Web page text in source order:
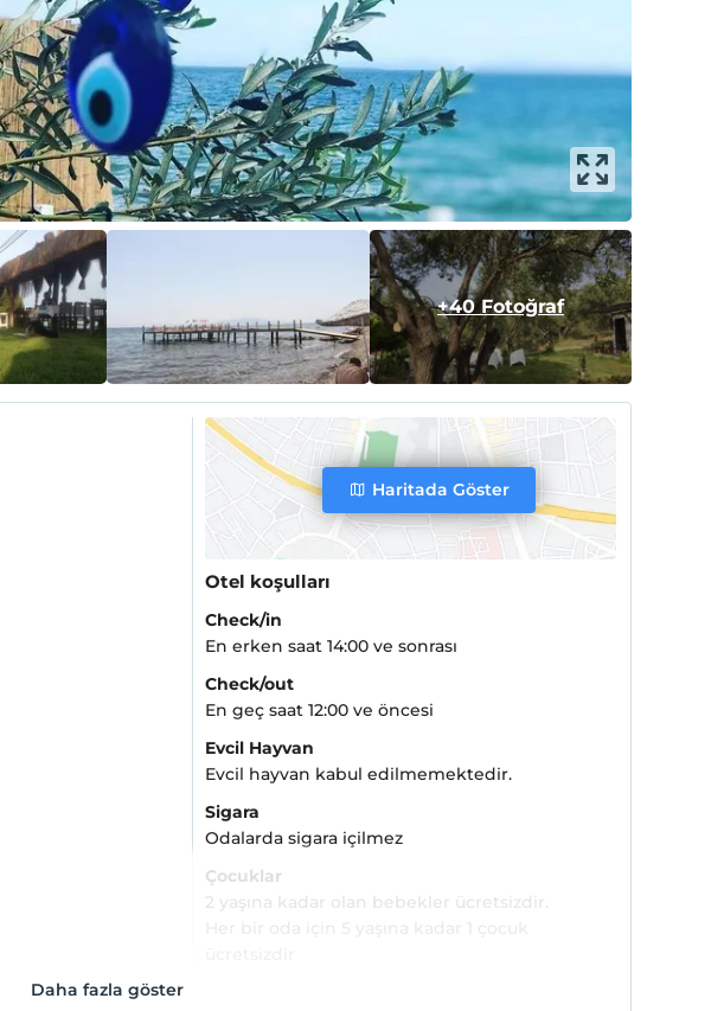
+40 Fotoğraf
Haritada Göster
Otel koşulları
Check/in
En erken saat 14:00 ve sonrası
Check/out
En geç saat 12:00 ve öncesi
Evcil Hayvan
Evcil hayvan kabul edilmemektedir.
Sigara
Odalarda sigara içilmez
Çocuklar
2 yaşına kadar olan bebekler ücretsizdir.
Daha fazla göster